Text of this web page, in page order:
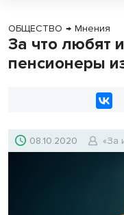
ОБЩЕСТВО → Мнения
За что любят
пенсионеры
08.10.2020 «За